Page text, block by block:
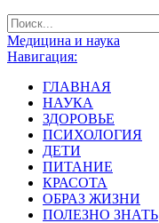
Медицина и наука
Навигация:
ГЛАВНАЯ
НАУКА
ЗДОРОВЬЕ
ПСИХОЛОГИЯ
ДЕТИ
ПИТАНИЕ
КРАСОТА
ОБРАЗ ЖИЗНИ
ПОЛЕЗНО ЗНАТЬ